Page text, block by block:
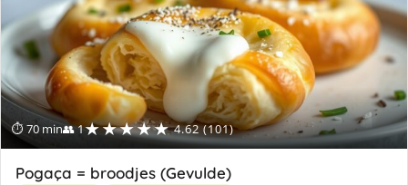
⏱ 70 min👥 1★★★★★ 4.62 (101)
Pogaça = broodjes (Gevulde)